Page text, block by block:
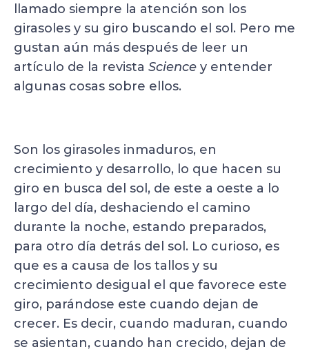
llamado siempre la atención son los
girasoles y su giro buscando el sol. Pero me
gustan aún más después de leer un
artículo de la revista Science y entender
algunas cosas sobre ellos.
Son los girasoles inmaduros, en
crecimiento y desarrollo, lo que hacen su
giro en busca del sol, de este a oeste a lo
largo del día, deshaciendo el camino
durante la noche, estando preparados,
para otro día detrás del sol. Lo curioso, es
que es a causa de los tallos y su
crecimiento desigual el que favorece este
giro, parándose este cuando dejan de
crecer. Es decir, cuando maduran, cuando
se asientan, cuando han crecido, dejan de